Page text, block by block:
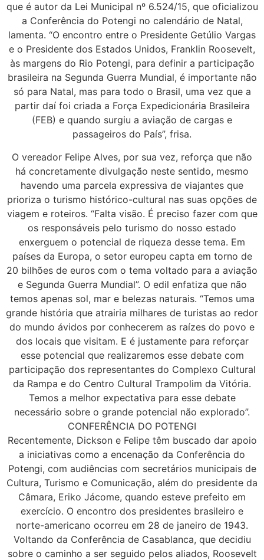
que é autor da Lei Municipal nº 6.524/15, que oficializou
a Conferência do Potengi no calendário de Natal,
lamenta. “O encontro entre o Presidente Getúlio Vargas
e o Presidente dos Estados Unidos, Franklin Roosevelt,
às margens do Rio Potengi, para definir a participação
brasileira na Segunda Guerra Mundial, é importante não
só para Natal, mas para todo o Brasil, uma vez que a
partir daí foi criada a Força Expedicionária Brasileira
(FEB) e quando surgiu a aviação de cargas e
passageiros do País”, frisa.
O vereador Felipe Alves, por sua vez, reforça que não
há concretamente divulgação neste sentido, mesmo
havendo uma parcela expressiva de viajantes que
prioriza o turismo histórico-cultural nas suas opções de
viagem e roteiros. “Falta visão. É preciso fazer com que
os responsáveis pelo turismo do nosso estado
enxerguem o potencial de riqueza desse tema. Em
países da Europa, o setor europeu capta em torno de
20 bilhões de euros com o tema voltado para a aviação
e Segunda Guerra Mundial”. O edil enfatiza que não
temos apenas sol, mar e belezas naturais. “Temos uma
grande história que atrairia milhares de turistas ao redor
do mundo ávidos por conhecerem as raízes do povo e
dos locais que visitam. E é justamente para reforçar
esse potencial que realizaremos esse debate com
participação dos representantes do Complexo Cultural
da Rampa e do Centro Cultural Trampolim da Vitória.
Temos a melhor expectativa para esse debate
necessário sobre o grande potencial não explorado”.
CONFERÊNCIA DO POTENGI
Recentemente, Dickson e Felipe têm buscado dar apoio
a iniciativas como a encenação da Conferência do
Potengi, com audiências com secretários municipais de
Cultura, Turismo e Comunicação, além do presidente da
Câmara, Eriko Jácome, quando esteve prefeito em
exercício. O encontro dos presidentes brasileiro e
norte-americano ocorreu em 28 de janeiro de 1943.
Voltando da Conferência de Casablanca, que decidiu
sobre o caminho a ser seguido pelos aliados, Roosevelt